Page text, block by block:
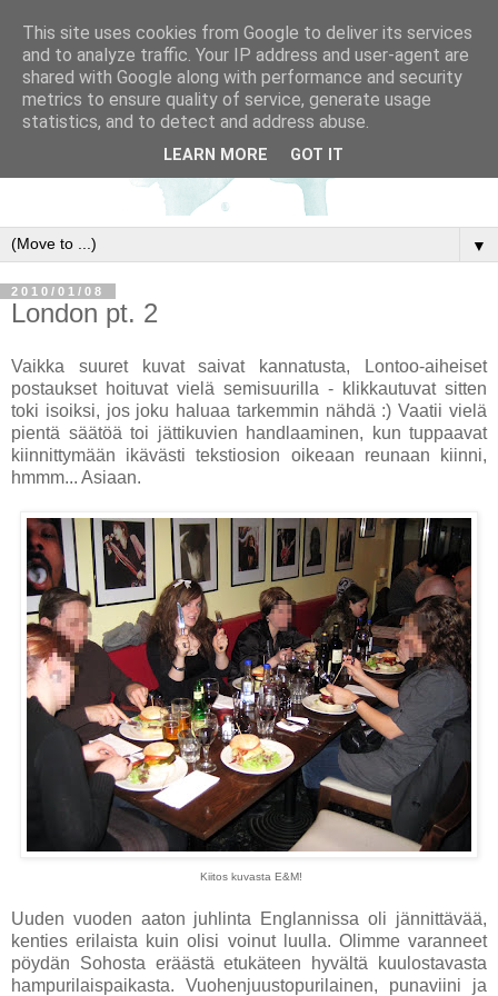
▼
2010/01/08
London pt. 2
Vaikka suuret kuvat saivat kannatusta, Lontoo-aiheiset
postaukset hoituvat vielä semisuurilla - klikkautuvat sitten
toki isoiksi, jos joku haluaa tarkemmin nähdä :) Vaatii vielä
pientä säätöä toi jättikuvien handlaaminen, kun tuppaavat
kiinnittymään ikävästi tekstiosion oikeaan reunaan kiinni,
hmmm... Asiaan.
Kiitos kuvasta E&M!
Uuden vuoden aaton juhlinta Englannissa oli jännittävää,
kenties erilaista kuin olisi voinut luulla. Olimme varanneet
pöydän Sohosta eräästä etukäteen hyvältä kuulostavasta
hampurilaispaikasta. Vuohenjuustopurilainen, punaviini ja
This site uses cookies from Google to deliver its services
and to analyze traffic. Your IP address and user-agent are
shared with Google along with performance and security
metrics to ensure quality of service, generate usage
statistics, and to detect and address abuse.
LEARN MORE GOT IT